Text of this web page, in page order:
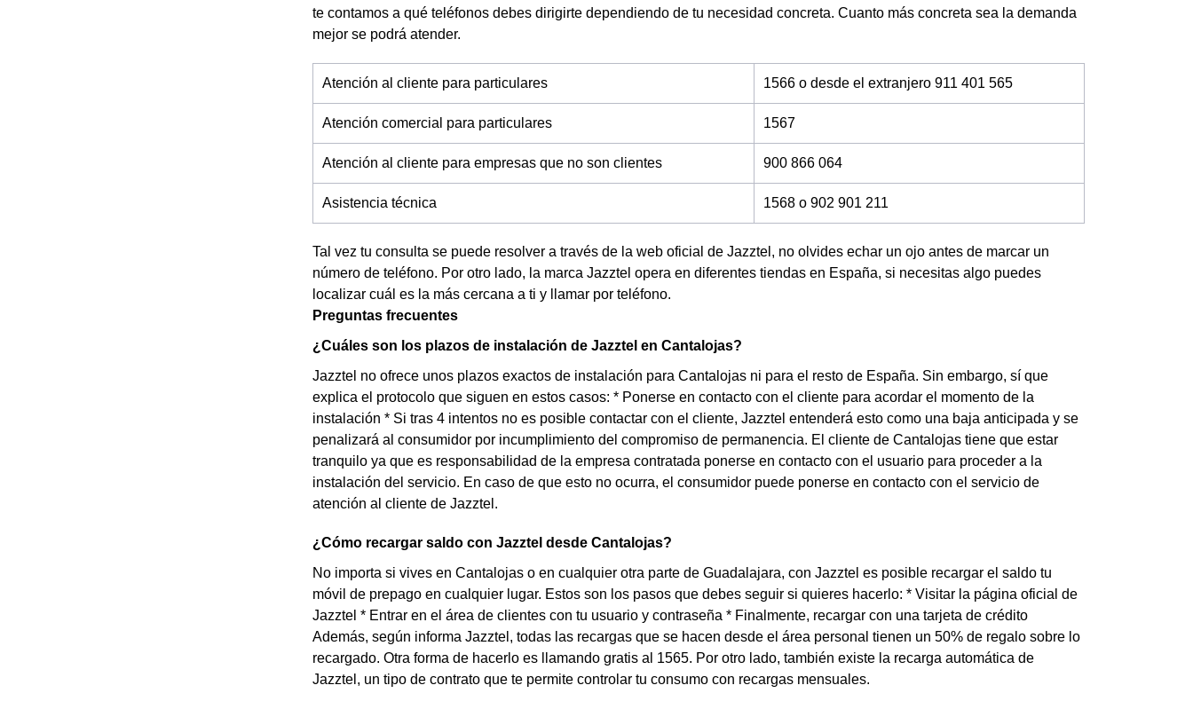
te contamos a qué teléfonos debes dirigirte dependiendo de tu necesidad concreta. Cuanto más concreta sea la demanda
mejor se podrá atender.
Atención al cliente para particulares 1566 o desde el extranjero 911 401 565
Atención comercial para particulares 1567
Atención al cliente para empresas que no son clientes 900 866 064
Asistencia técnica 1568 o 902 901 211
Tal vez tu consulta se puede resolver a través de la web oficial de Jazztel, no olvides echar un ojo antes de marcar un
número de teléfono. Por otro lado, la marca Jazztel opera en diferentes tiendas en España, si necesitas algo puedes
localizar cuál es la más cercana a ti y llamar por teléfono.
Preguntas frecuentes
¿Cuáles son los plazos de instalación de Jazztel en Cantalojas?
Jazztel no ofrece unos plazos exactos de instalación para Cantalojas ni para el resto de España. Sin embargo, sí que
explica el protocolo que siguen en estos casos: * Ponerse en contacto con el cliente para acordar el momento de la
instalación * Si tras 4 intentos no es posible contactar con el cliente, Jazztel entenderá esto como una baja anticipada y se
penalizará al consumidor por incumplimiento del compromiso de permanencia. El cliente de Cantalojas tiene que estar
tranquilo ya que es responsabilidad de la empresa contratada ponerse en contacto con el usuario para proceder a la
instalación del servicio. En caso de que esto no ocurra, el consumidor puede ponerse en contacto con el servicio de
atención al cliente de Jazztel.
¿Cómo recargar saldo con Jazztel desde Cantalojas?
No importa si vives en Cantalojas o en cualquier otra parte de Guadalajara, con Jazztel es posible recargar el saldo tu
móvil de prepago en cualquier lugar. Estos son los pasos que debes seguir si quieres hacerlo: * Visitar la página oficial de
Jazztel * Entrar en el área de clientes con tu usuario y contraseña * Finalmente, recargar con una tarjeta de crédito
Además, según informa Jazztel, todas las recargas que se hacen desde el área personal tienen un 50% de regalo sobre lo
recargado. Otra forma de hacerlo es llamando gratis al 1565. Por otro lado, también existe la recarga automática de
Jazztel, un tipo de contrato que te permite controlar tu consumo con recargas mensuales.